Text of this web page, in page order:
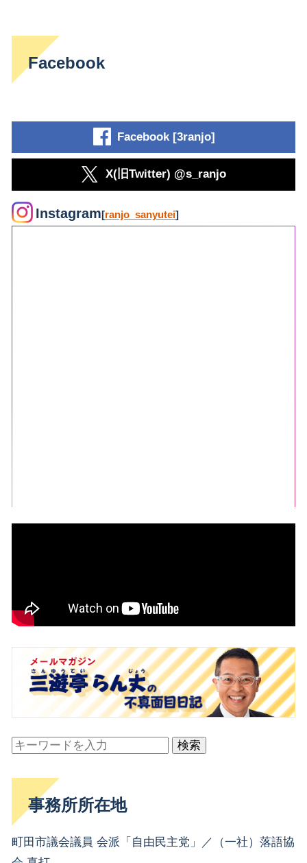
Facebook
Facebook [3ranjo]
X(旧Twitter) @s_ranjo
Instagram[ranjo_sanyutei]
検索
事務所所在地
町田市議会議員 会派「自由民主党」／（一社）落語協